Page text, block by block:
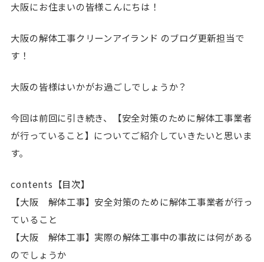
大阪にお住まいの皆様こんにちは！
大阪の解体工事クリーンアイランド のブログ更新担当で
す！
大阪の皆様はいかがお過ごしでしょうか？
今回は前回に引き続き、【安全対策のために解体工事業者
が行っていること】についてご紹介していきたいと思いま
す。
contents【目次】
【大阪 解体工事】安全対策のために解体工事業者が行っ
ていること
【大阪 解体工事】実際の解体工事中の事故には何がある
のでしょうか